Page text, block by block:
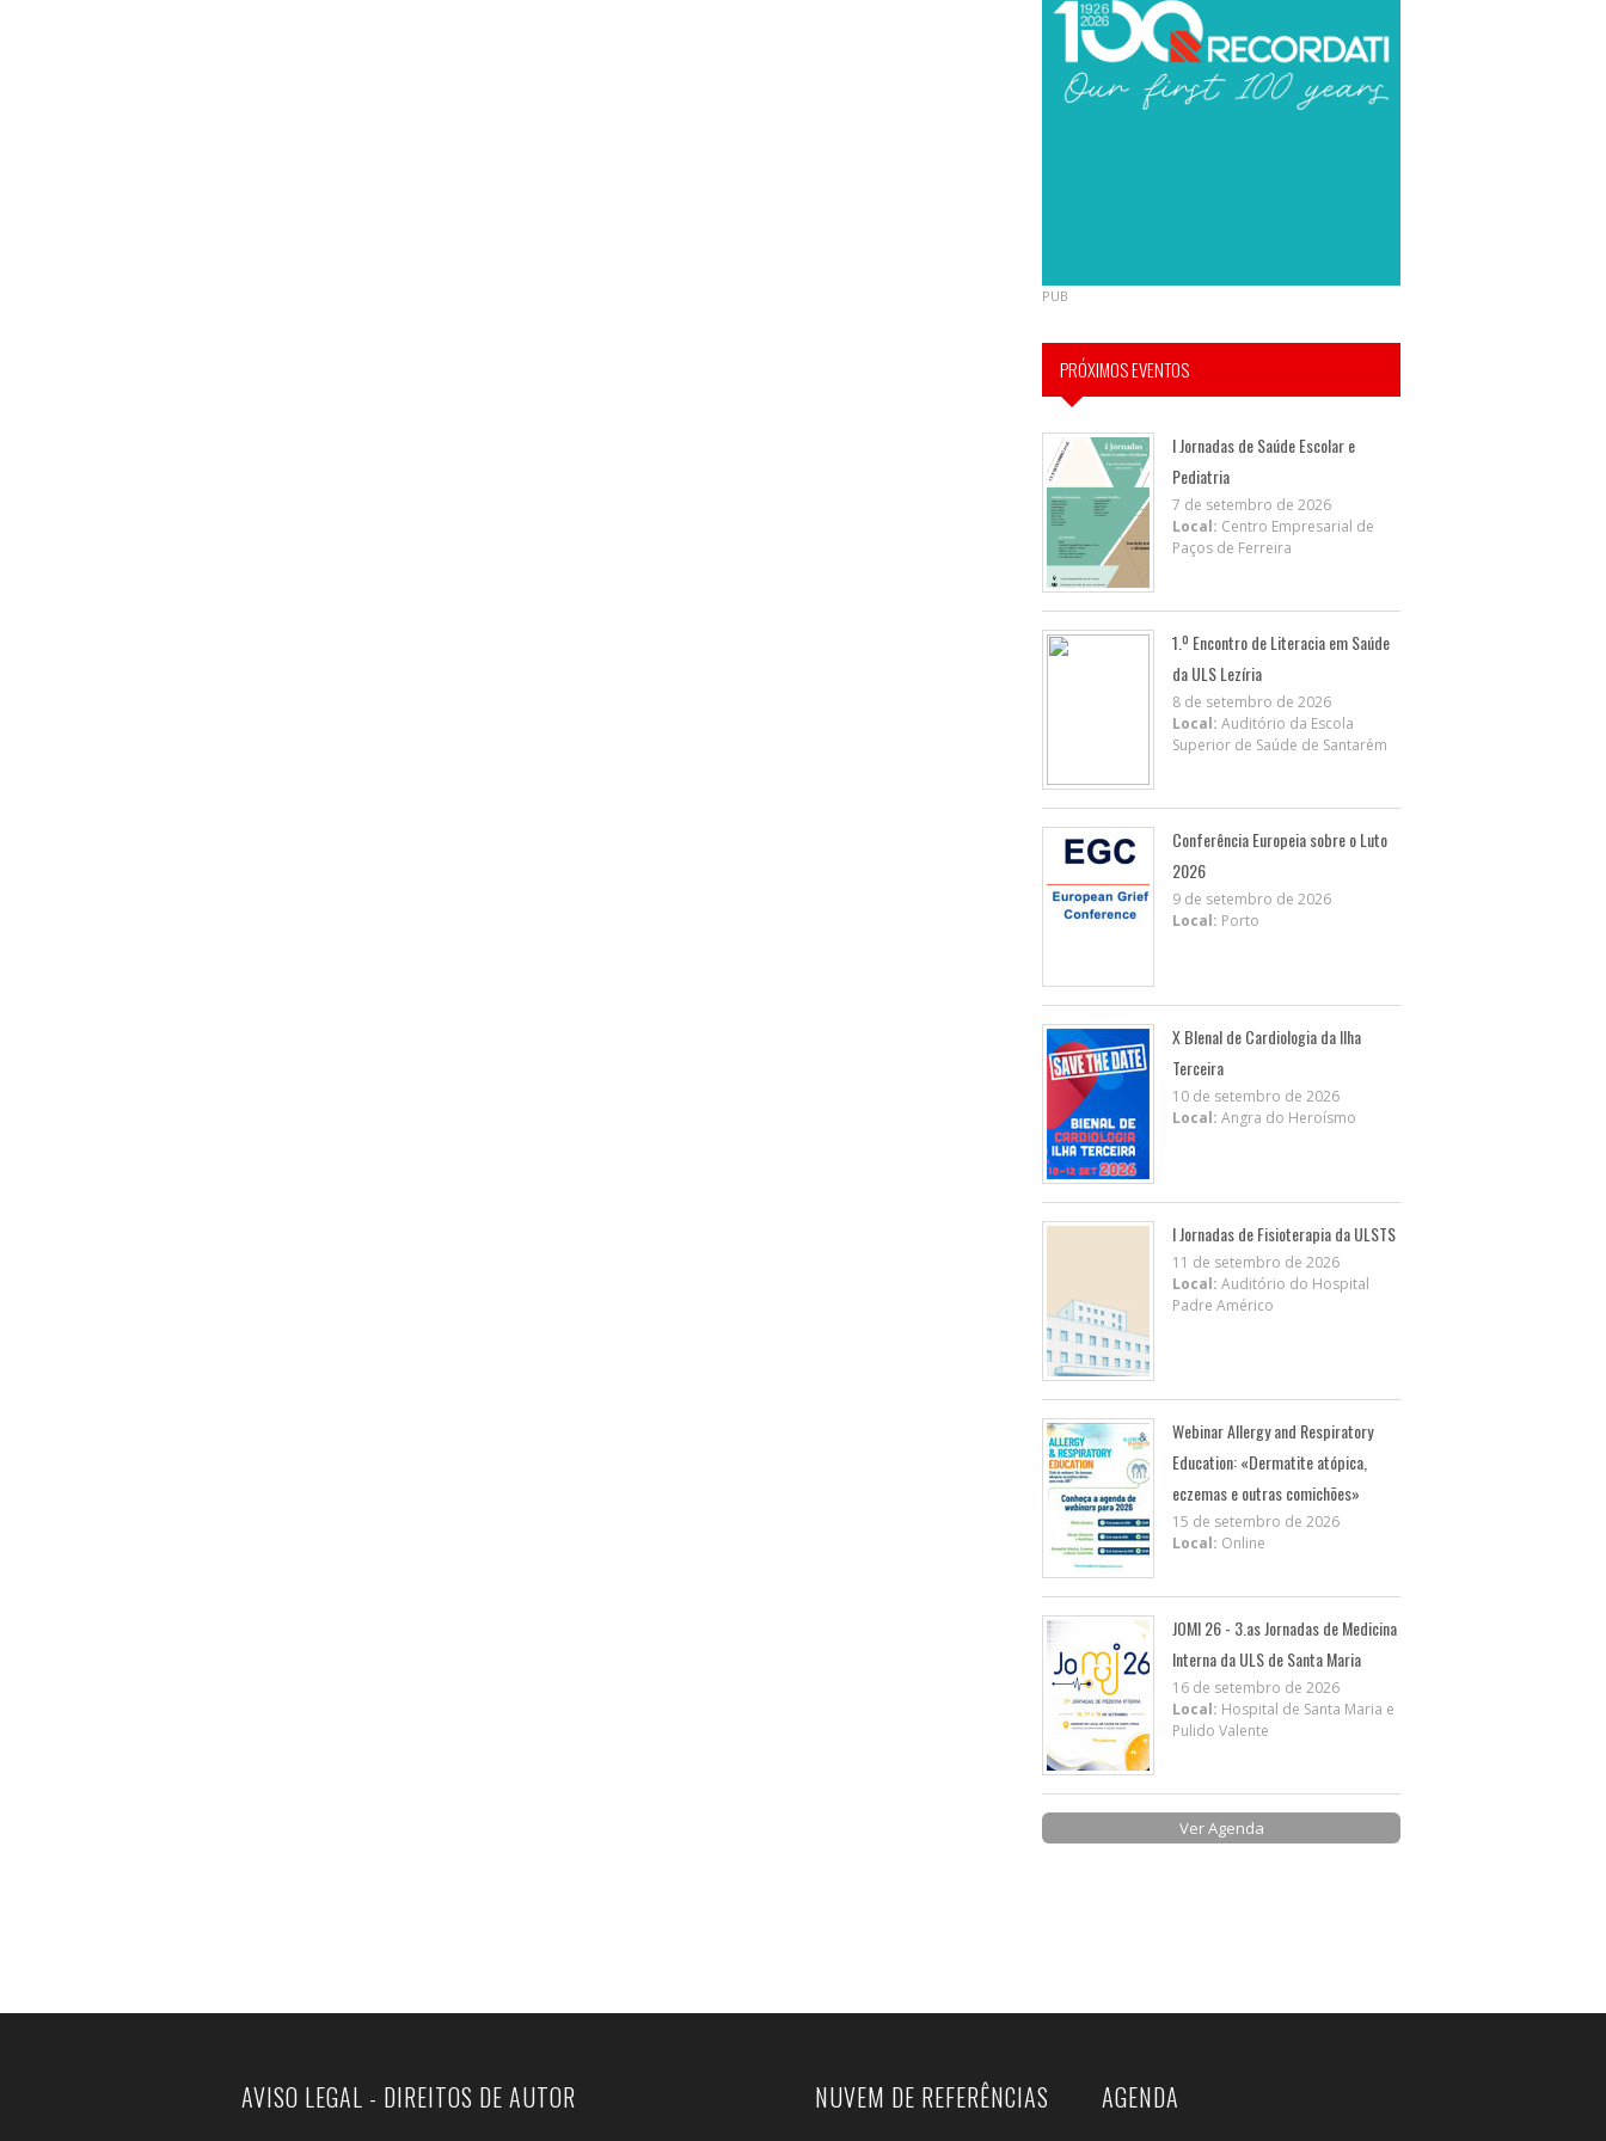
PUB
PRÓXIMOS EVENTOS
I Jornadas de Saúde Escolar e
Pediatria
7 de setembro de 2026
Local: Centro Empresarial de
Paços de Ferreira
1.º Encontro de Literacia em Saúde
da ULS Lezíria
8 de setembro de 2026
Local: Auditório da Escola
Superior de Saúde de Santarém
Conferência Europeia sobre o Luto
2026
9 de setembro de 2026
Local: Porto
X BIenal de Cardiologia da Ilha
Terceira
10 de setembro de 2026
Local: Angra do Heroísmo
I Jornadas de Fisioterapia da ULSTS
11 de setembro de 2026
Local: Auditório do Hospital
Padre Américo
Webinar Allergy and Respiratory
Education: «Dermatite atópica,
eczemas e outras comichões»
15 de setembro de 2026
Local: Online
JOMI 26 - 3.as Jornadas de Medicina
Interna da ULS de Santa Maria
16 de setembro de 2026
Local: Hospital de Santa Maria e
Pulido Valente
Ver Agenda
AVISO LEGAL - DIREITOS DE AUTOR NUVEM DE REFERÊNCIAS AGENDA